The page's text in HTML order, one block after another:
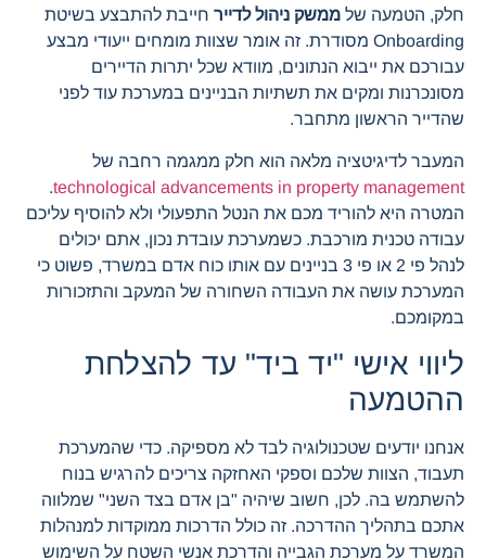
חלק, הטמעה של ממשק ניהול לדייר חייבת להתבצע בשיטת
Onboarding מסודרת. זה אומר שצוות מומחים ייעודי מבצע
עבורכם את ייבוא הנתונים, מוודא שכל יתרות הדיירים
מסונכרנות ומקים את תשתיות הבניינים במערכת עוד לפני
שהדייר הראשון מתחבר.
המעבר לדיגיטציה מלאה הוא חלק ממגמה רחבה של
technological advancements in property management
.
המטרה היא להוריד מכם את הנטל התפעולי ולא להוסיף עליכם
עבודה טכנית מורכבת. כשמערכת עובדת נכון, אתם יכולים
לנהל פי 2 או פי 3 בניינים עם אותו כוח אדם במשרד, פשוט כי
המערכת עושה את העבודה השחורה של המעקב והתזכורות
במקומכם.
ליווי אישי "יד ביד" עד להצלחת
ההטמעה
אנחנו יודעים שטכנולוגיה לבד לא מספיקה. כדי שהמערכת
תעבוד, הצוות שלכם וספקי האחזקה צריכים להרגיש בנוח
להשתמש בה. לכן, חשוב שיהיה "בן אדם בצד השני" שמלווה
אתכם בתהליך ההדרכה. זה כולל הדרכות ממוקדות למנהלות
המשרד על מערכת הגבייה והדרכת אנשי השטח על השימוש